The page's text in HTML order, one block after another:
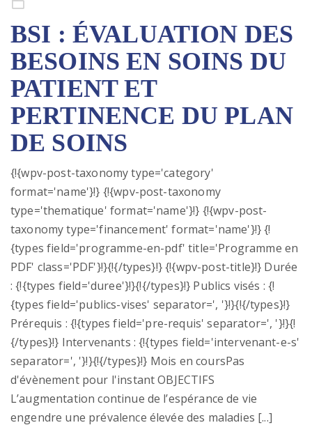
BSI : ÉVALUATION DES
BESOINS EN SOINS DU
PATIENT ET
PERTINENCE DU PLAN
DE SOINS
{!{wpv-post-taxonomy type='category'
format='name'}!} {!{wpv-post-taxonomy
type='thematique' format='name'}!} {!{wpv-post-
taxonomy type='financement' format='name'}!} {!
{types field='programme-en-pdf' title='Programme en
PDF' class='PDF'}!}{!{/types}!} {!{wpv-post-title}!} Durée
: {!{types field='duree'}!}{!{/types}!} Publics visés : {!
{types field='publics-vises' separator=', '}!}{!{/types}!}
Prérequis : {!{types field='pre-requis' separator=', '}!}{!
{/types}!} Intervenants : {!{types field='intervenant-e-s'
separator=', '}!}{!{/types}!} Mois en coursPas
d'évènement pour l'instant OBJECTIFS
L’augmentation continue de l’espérance de vie
engendre une prévalence élevée des maladies [...]